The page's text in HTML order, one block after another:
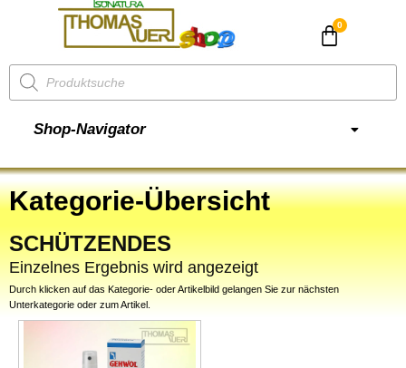
Shop-Navigator
Kategorie-Übersicht
SCHÜTZENDES
Einzelnes Ergebnis wird angezeigt
Durch klicken auf das Kategorie- oder Artikelbild gelangen Sie zur nächsten
Unterkategorie oder zum Artikel.